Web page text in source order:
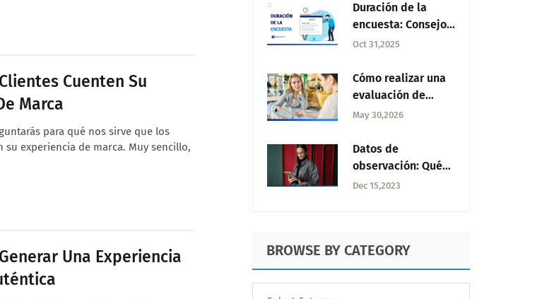
Cuenten Su
Marca
para qué nos sirve que los
su experiencia de marca. Muy sencillo,
Una Experiencia
Duración de la
encuesta: Consejos
para mejorar la
Oct 31,2025
Cómo realizar una
evaluación de
personal
May 30,2026
Datos de
observación: Qué
son, tipos y casos
Dec 15,2023
BROWSE BY CATEGORY